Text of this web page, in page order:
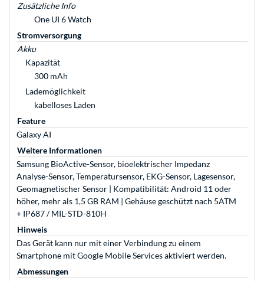
Zusätzliche Info
One UI 6 Watch
Stromversorgung
Akku
Kapazität
300 mAh
Lademöglichkeit
kabelloses Laden
Feature
Galaxy AI
Weitere Informationen
Samsung BioActive-Sensor, bioelektrischer Impedanz
Analyse-Sensor, Temperatursensor, EKG-Sensor, Lagesensor,
Geomagnetischer Sensor | Kompatibilität: Android 11 oder
höher, mehr als 1,5 GB RAM | Gehäuse geschützt nach 5ATM
+ IP687 / MIL-STD-810H
Hinweis
Das Gerät kann nur mit einer Verbindung zu einem
Smartphone mit Google Mobile Services aktiviert werden.
Abmessungen